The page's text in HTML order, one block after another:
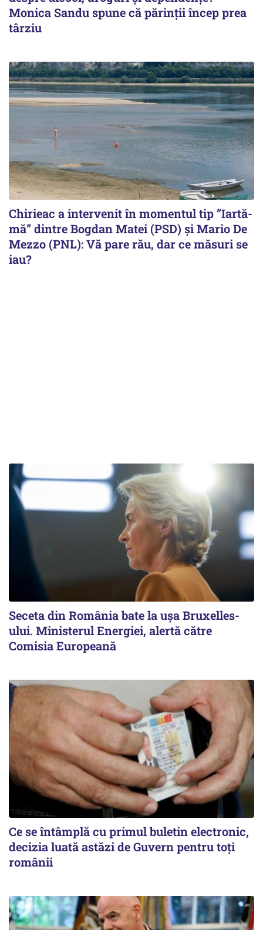
Monica Sandu spune că părinții încep prea
târziu
Chirieac a intervenit în momentul tip ”Iartă-
mă” dintre Bogdan Matei (PSD) și Mario De
Mezzo (PNL): Vă pare rău, dar ce măsuri se
iau?
Seceta din România bate la ușa Bruxelles-
ului. Ministerul Energiei, alertă către
Comisia Europeană
Ce se întâmplă cu primul buletin electronic,
decizia luată astăzi de Guvern pentru toți
românii